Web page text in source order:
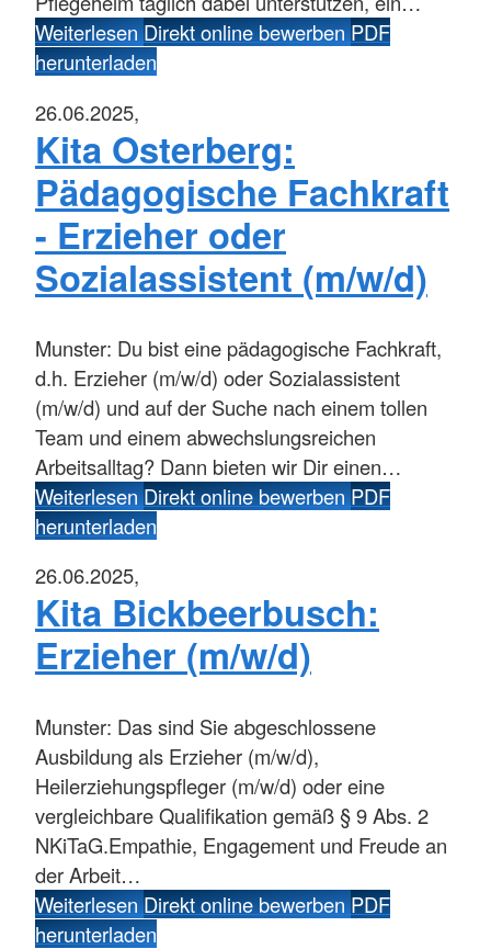
WeiterlesenDirekt online bewerbenPDF
herunterladen
26.06.2025,
Kita Osterberg:
Pädagogische Fachkraft
- Erzieher oder
Sozialassistent (m/w/d)
Munster: Du bist eine pädagogische Fachkraft,
d.h. Erzieher (m/w/d) oder Sozialassistent
(m/w/d) und auf der Suche nach einem tollen
Team und einem abwechslungsreichen
Arbeitsalltag? Dann bieten wir Dir einen…
WeiterlesenDirekt online bewerbenPDF
herunterladen
26.06.2025,
Kita Bickbeerbusch:
Erzieher (m/w/d)
Munster: Das sind Sie abgeschlossene
Ausbildung als Erzieher (m/w/d),
Heilerziehungspfleger (m/w/d) oder eine
vergleichbare Qualifikation gemäß § 9 Abs. 2
NKiTaG.Empathie, Engagement und Freude an
der Arbeit…
WeiterlesenDirekt online bewerbenPDF
herunterladen